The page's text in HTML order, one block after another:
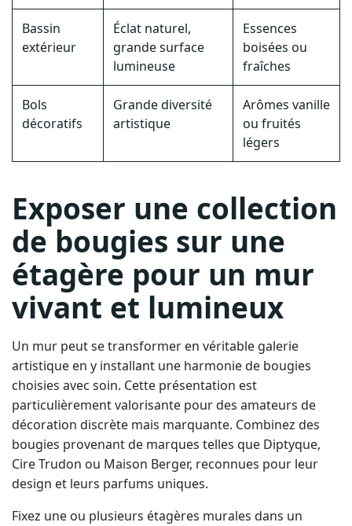
Bassin
extérieur
Éclat naturel,
grande surface
lumineuse
Essences
boisées ou
fraîches
Bols
décoratifs
Grande diversité
artistique
Arômes vanille
ou fruités
légers
Exposer une collection
de bougies sur une
étagère pour un mur
vivant et lumineux
Un mur peut se transformer en véritable galerie
artistique en y installant une harmonie de bougies
choisies avec soin. Cette présentation est
particulièrement valorisante pour des amateurs de
décoration discrète mais marquante. Combinez des
bougies provenant de marques telles que Diptyque,
Cire Trudon ou Maison Berger, reconnues pour leur
design et leurs parfums uniques.
Fixez une ou plusieurs étagères murales dans un